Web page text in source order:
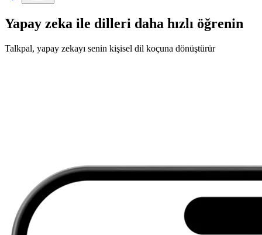
Yapay zeka ile dilleri daha hızlı öğrenin
Talkpal, yapay zekayı senin kişisel dil koçuna dönüştürür